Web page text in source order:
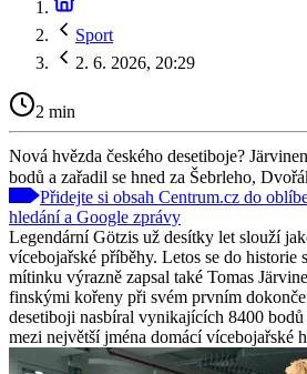
Sport
2. 6. 2026, 20:29
2 min
Nová hvězda českého desetiboje?
bodů a zařadil se hned za Šebrleho,
Přidejte si obsah Centrum.cz do
hledání a Google zprávy
Legendární Götzis už desítky let slouží
vícebojařské příběhy. Letos se do historie
mítinku výrazně zapsal také Tomas
finskými kořeny při svém prvním
desetiboji nasbíral vynikajících 8400 bodů
mezi největší jména domácí vícebojařské